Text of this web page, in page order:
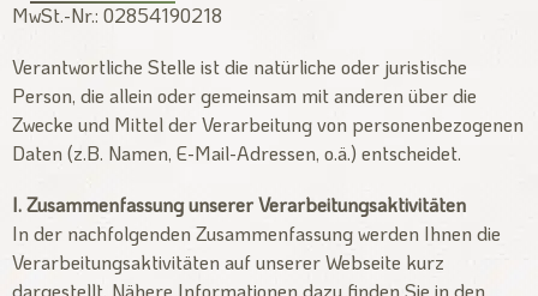
MwSt.-Nr.: 02854190218
Verantwortliche Stelle ist die natürliche oder juristische
Person, die allein oder gemeinsam mit anderen über die
Zwecke und Mittel der Verarbeitung von personenbezogenen
Daten (z.B. Namen, E-Mail-Adressen, o.ä.) entscheidet.
I. Zusammenfassung unserer Verarbeitungsaktivitäten
In der nachfolgenden Zusammenfassung werden Ihnen die
Verarbeitungsaktivitäten auf unserer Webseite kurz
dargestellt. Nähere Informationen dazu finden Sie in den